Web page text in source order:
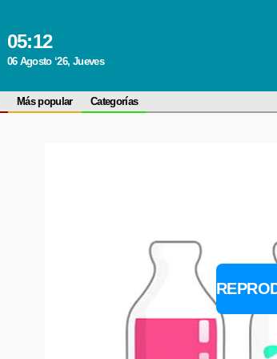
05:12
06 Agosto ‘26, Jueves
Más popular Categorías